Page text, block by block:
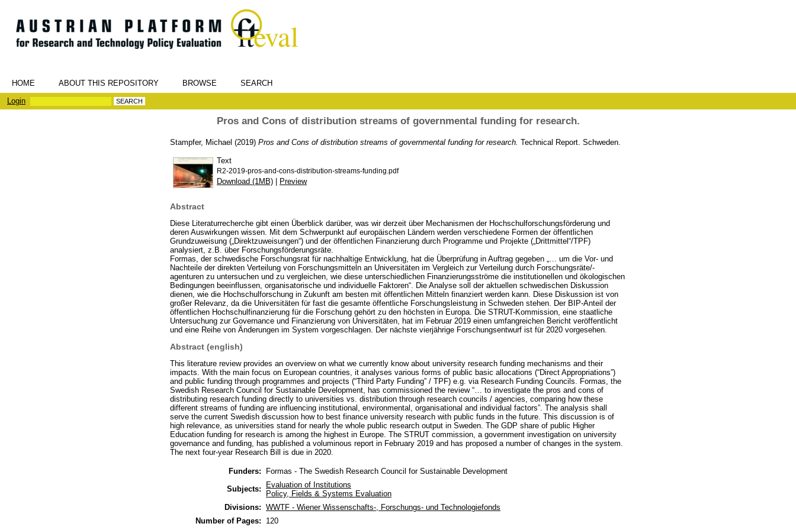
HOME ABOUT THIS REPOSITORY BROWSE
SEARCH
Login
Pros and Cons of distribution streams of governmental funding for research.
Stampfer, Michael (2019) Pros and Cons of distribution streams of governmental funding for research. Technical Report. Schweden.
Text
R2-2019-pros-and-cons-distribution-streams-funding.pdf
Download (1MB) | Preview
Abstract
Diese Literaturrecherche gibt einen Überblick darüber, was wir derzeit über Mechanismen der Hochschulforschungsförderung und
deren Auswirkungen wissen. Mit dem Schwerpunkt auf europäischen Ländern werden verschiedene Formen der öffentlichen
Grundzuweisung („Direktzuweisungen“) und der öffentlichen Finanzierung durch Programme und Projekte („Drittmittel“/TPF)
analysiert, z.B. über Forschungsförderungsräte.
Formas, der schwedische Forschungsrat für nachhaltige Entwicklung, hat die Überprüfung in Auftrag gegeben „… um die Vor- und
Nachteile der direkten Verteilung von Forschungsmitteln an Universitäten im Vergleich zur Verteilung durch Forschungsräte/-
agenturen zu untersuchen und zu vergleichen, wie diese unterschiedlichen Finanzierungsströme die institutionellen und ökologischen
Bedingungen beeinflussen, organisatorische und individuelle Faktoren“. Die Analyse soll der aktuellen schwedischen Diskussion
dienen, wie die Hochschulforschung in Zukunft am besten mit öffentlichen Mitteln finanziert werden kann. Diese Diskussion ist von
großer Relevanz, da die Universitäten für fast die gesamte öffentliche Forschungsleistung in Schweden stehen. Der BIP-Anteil der
öffentlichen Hochschulfinanzierung für die Forschung gehört zu den höchsten in Europa. Die STRUT-Kommission, eine staatliche
Untersuchung zur Governance und Finanzierung von Universitäten, hat im Februar 2019 einen umfangreichen Bericht veröffentlicht
und eine Reihe von Änderungen im System vorgeschlagen. Der nächste vierjährige Forschungsentwurf ist für 2020 vorgesehen.
Abstract (english)
This literature review provides an overview on what we currently know about university research funding mechanisms and their
impacts. With the main focus on European countries, it analyses various forms of public basic allocations (“Direct Appropriations”)
and public funding through programmes and projects (“Third Party Funding” / TPF) e.g. via Research Funding Councils. Formas, the
Swedish Research Council for Sustainable Development, has commissioned the review “… to investigate the pros and cons of
distributing research funding directly to universities vs. distribution through research councils / agencies, comparing how these
different streams of funding are influencing institutional, environmental, organisational and individual factors”. The analysis shall
serve the current Swedish discussion how to best finance university research with public funds in the future. This discussion is of
high relevance, as universities stand for nearly the whole public research output in Sweden. The GDP share of public Higher
Education funding for research is among the highest in Europe. The STRUT commission, a government investigation on university
governance and funding, has published a voluminous report in February 2019 and has proposed a number of changes in the system.
The next four-year Research Bill is due in 2020.
Funders:
Formas - The Swedish Research Council for Sustainable Development
Subjects:
Evaluation of Institutions
Policy, Fields & Systems Evaluation
Divisions: WWTF - Wiener Wissenschafts-, Forschungs- und Technologiefonds
Number of Pages:
120